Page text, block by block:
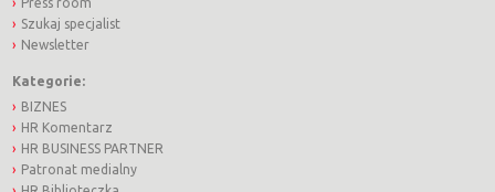
Szukaj specjalist
Newsletter
Kategorie:
BIZNES
HR Komentarz
HR BUSINESS PARTNER
Patronat medialny